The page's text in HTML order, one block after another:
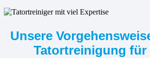
Unsere
Tatortreinigung für